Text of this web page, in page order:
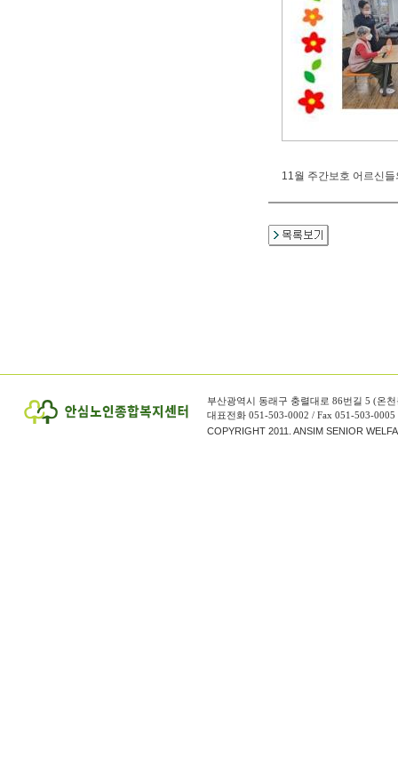
11월 주간보호 어르신
부산광역시 동래구 충렬대로 86번길 5 (온천
대표전화 051-503-0002 / Fax 051-503-0005
COPYRIGHT 2011. ANSIM SENIOR